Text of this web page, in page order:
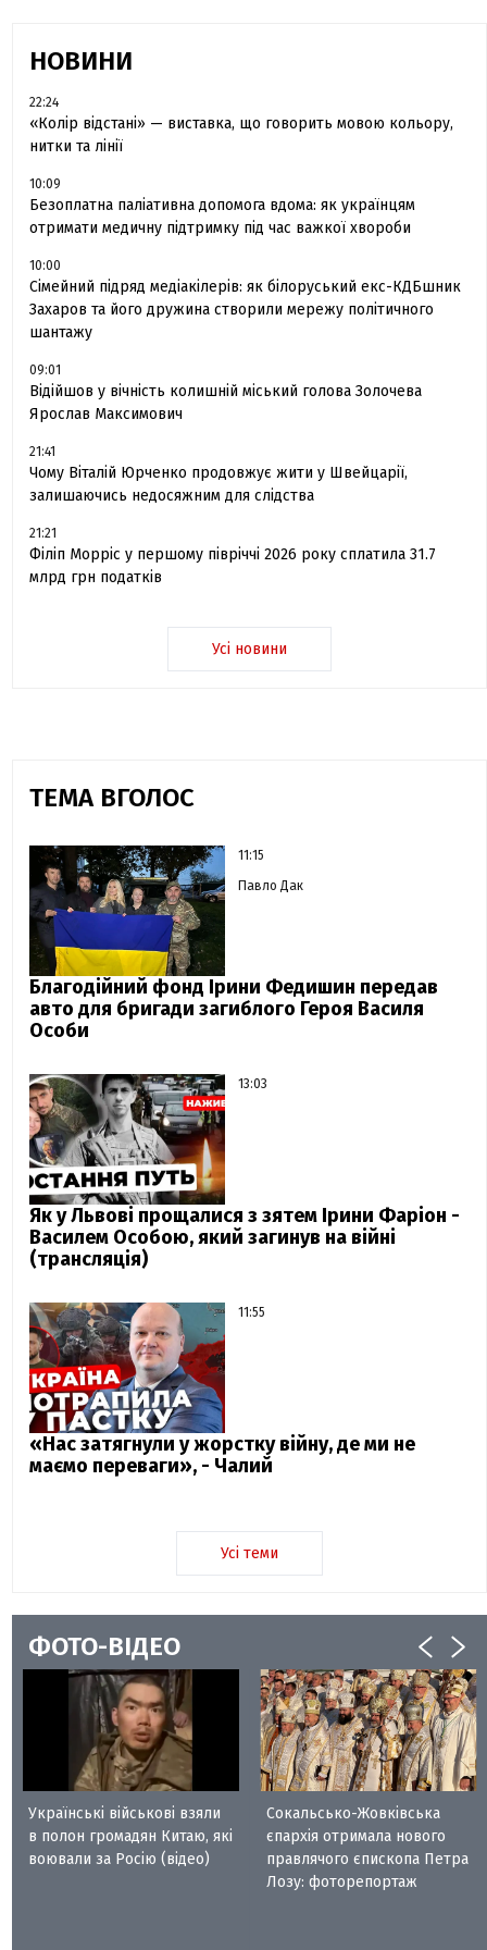
НОВИНИ
22:24
«Колір відстані» — виставка, що говорить мовою кольору,
нитки та лінії
10:09
Безоплатна паліативна допомога вдома: як українцям
отримати медичну підтримку під час важкої хвороби
10:00
Сімейний підряд медіакілерів: як білоруський екс-КДБшник
Захаров та його дружина створили мережу політичного
шантажу
09:01
Відійшов у вічність колишній міський голова Золочева
Ярослав Максимович
21:41
Чому Віталій Юрченко продовжує жити у Швейцарії,
залишаючись недосяжним для слідства
21:21
Філіп Морріс у першому півріччі 2026 року сплатила 31.7
млрд грн податків
Усі новини
ТЕМА ВГОЛОС
11:15
Павло Дак
Благодійний фонд Ірини Федишин передав
авто для бригади загиблого Героя Василя
Особи
13:03
Як у Львові прощалися з зятем Ірини Фаріон -
Василем Особою, який загинув на війні
(трансляція)
11:55
«Нас затягнули у жорстку війну, де ми не
маємо переваги», - Чалий
Усі теми
ФОТО-ВІДЕО
Українські військові взяли
в полон громадян Китаю, які
воювали за Росію (відео)
Сокальсько-Жовківська
єпархія отримала нового
правлячого єпископа Петра
Лозу: фоторепортаж